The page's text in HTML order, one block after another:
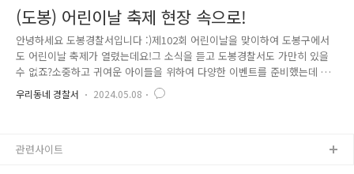
(도봉) 어린이날 축제 현장 속으로!
안녕하세요 도봉경찰서입니다 :)제102회 어린이날을 맞이하여 도봉구에서
도 어린이날 축제가 열렸는데요!그 소식을 듣고 도봉경찰서도 가만히 있을
수 없죠?소중하고 귀여운 아이들을 위하여 다양한 이벤트를 준비했는데 그
현장 속으로 가보실까요? 올해도 작년에 이어 어린이날에 비가 내렸는데
요!실외에서 진행 예정이었던 부스 운영이 실내로 변경되었습니다!그래도
함께 나온 부모님들은 사전지문등록 정책에 대해 알게 되시고는너도나도
우리동네 경찰서 2024.05.08
관련사이트